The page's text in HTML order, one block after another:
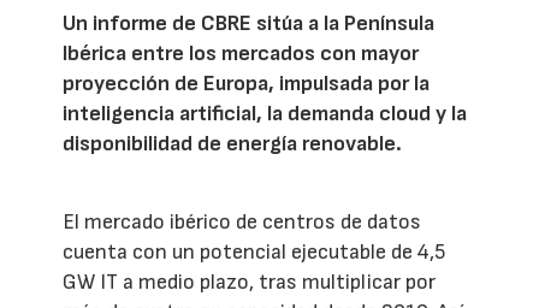
Un informe de CBRE sitúa a la Península
Ibérica entre los mercados con mayor
proyección de Europa, impulsada por la
inteligencia artificial, la demanda cloud y la
disponibilidad de energía renovable.
El mercado ibérico de centros de datos
cuenta con un potencial ejecutable de 4,5
GW IT a medio plazo, tras multiplicar por